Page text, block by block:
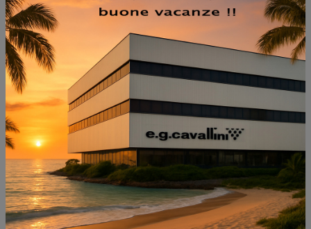
NON PERDERTI ANCHE:
FILE TABLE